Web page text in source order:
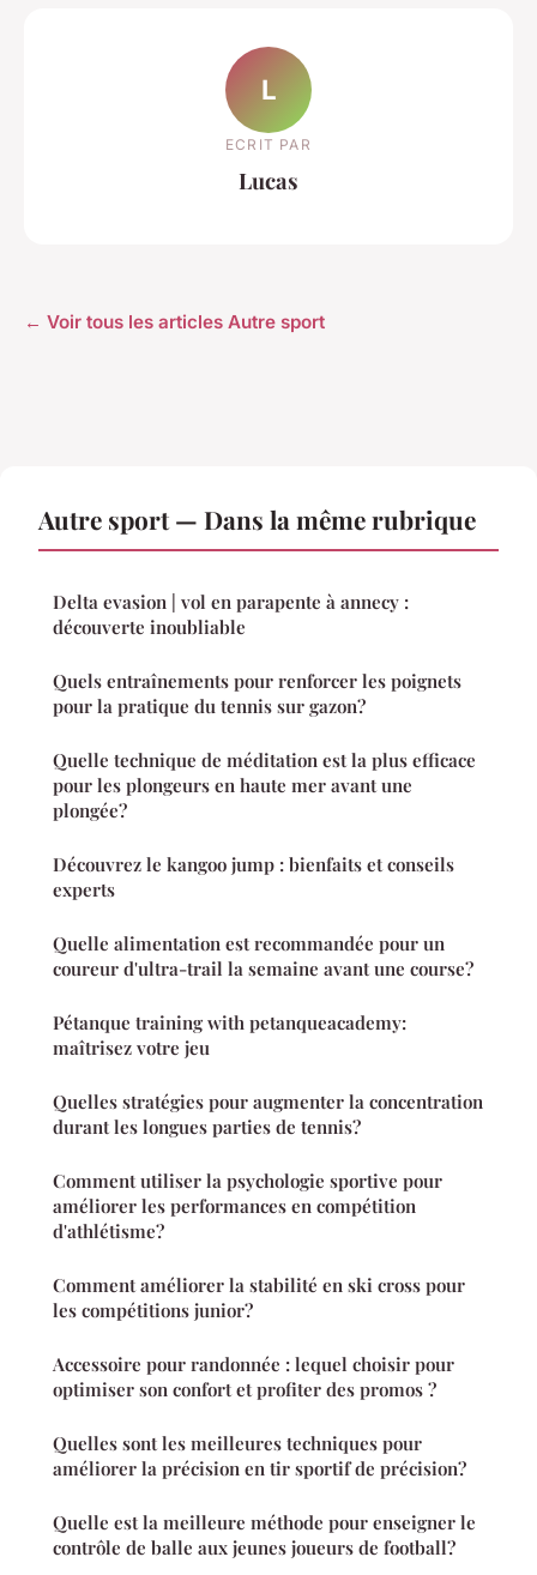
L
ECRIT PAR
Lucas
← Voir tous les articles Autre sport
Autre sport — Dans la même rubrique
Delta evasion | vol en parapente à annecy :
découverte inoubliable
Quels entraînements pour renforcer les poignets
pour la pratique du tennis sur gazon?
Quelle technique de méditation est la plus efficace
pour les plongeurs en haute mer avant une
plongée?
Découvrez le kangoo jump : bienfaits et conseils
experts
Quelle alimentation est recommandée pour un
coureur d'ultra-trail la semaine avant une course?
Pétanque training with petanqueacademy:
maîtrisez votre jeu
Quelles stratégies pour augmenter la concentration
durant les longues parties de tennis?
Comment utiliser la psychologie sportive pour
améliorer les performances en compétition
d'athlétisme?
Comment améliorer la stabilité en ski cross pour
les compétitions junior?
Accessoire pour randonnée : lequel choisir pour
optimiser son confort et profiter des promos ?
Quelles sont les meilleures techniques pour
améliorer la précision en tir sportif de précision?
Quelle est la meilleure méthode pour enseigner le
contrôle de balle aux jeunes joueurs de football?